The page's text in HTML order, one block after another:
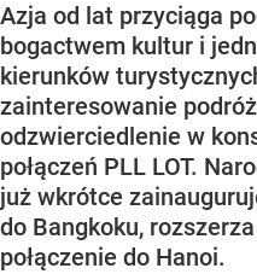
Azja od lat przyciąga
bogactwem kultur i
kierunków
zainteresowanie
odzwierciedlenie w
połączeń PLL LOT.
już wkrótce
do Bangkoku,
połączenie do Hanoi.